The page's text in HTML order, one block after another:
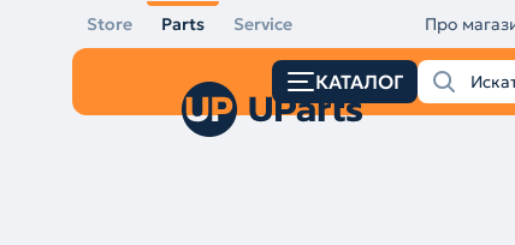
Store Parts Service Про
КАТАЛОГ